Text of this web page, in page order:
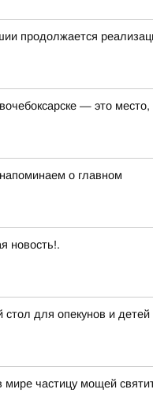
продолжается
— это
о главном
новость!.
стол для опекунов и детей
частицу мощей